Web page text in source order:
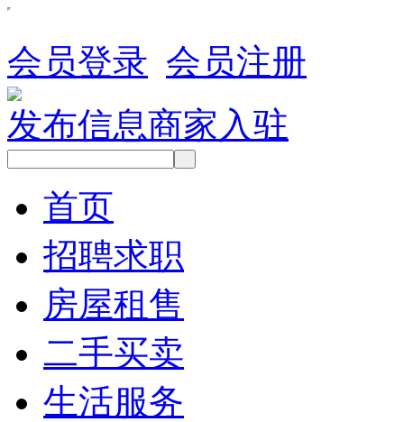
会员登录 会员注册
发布信息商家入驻
首页
招聘求职
房屋租售
二手买卖
生活服务